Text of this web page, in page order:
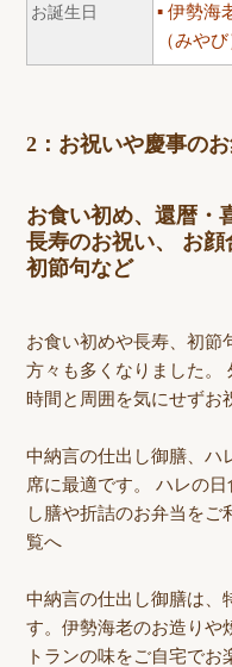
お誕生日
伊勢海
（みやび
2：お祝いや慶事の
お食い初め、還暦・
長寿のお祝い、 お顔
初節句など
お食い初めや長寿、初節
方々も多くなりました。
時間と周囲を気にせずお
中納言の仕出し御膳、ハ
席に最適です。 ハレの
し膳や折詰のお弁当をご
覧へ
中納言の仕出し御膳は、
す。伊勢海老のお造りや
トランの味をご自宅で